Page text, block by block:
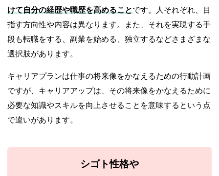
けて自分の経歴や職歴を高めることです。人それぞれ、目
指す方向性や内容は異なります。また、それを実現する手
段も転職をする、副業を始める、独立するなどさまざまな
選択肢があります。
キャリアプランは仕事の将来像をかなえるための行動計画
ですが、キャリアアップは、その将来像をかなえるために
必要な知識やスキルを向上させることを意味するという点
で違いがあります。
シゴト性格や